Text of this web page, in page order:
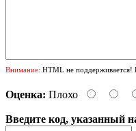
Внимание: HTML не поддерживается!
Оценка: Плохо
Введите код, указанный